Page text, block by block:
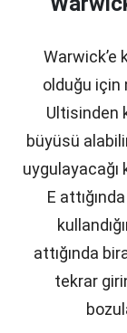
Warwick’e
olduğu için
Ultisinden
büyüsü
uygulayacağı
E
attığında
tekrar